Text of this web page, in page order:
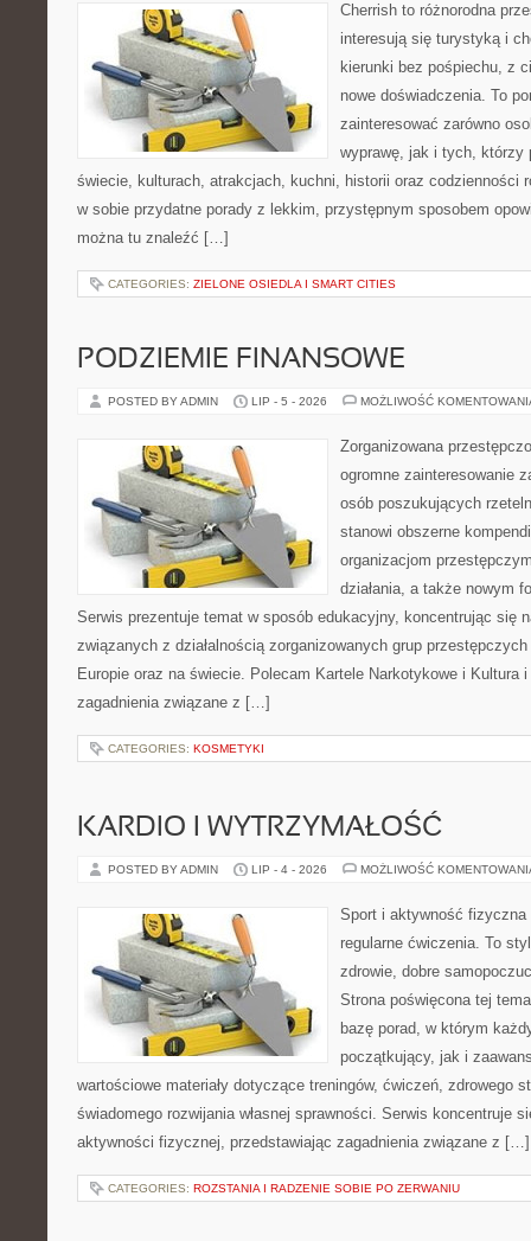
Cherrish to różnorodna
interesują się turystyką i
kierunki bez pośpiechu, z
nowe doświadczenia. To
zainteresować zarówno
wyprawę, jak i tych, którzy
świecie, kulturach, atrakcjach, kuchni, historii oraz codzienności
w sobie przydatne porady z lekkim, przystępnym sposobem
można tu znaleźć […]
CATEGORIES: ZIELONE OSIEDLA I SMART CITIES
PODZIEMIE FINANSOWE
POSTED BY ADMIN LIP - 5 - 2026 MOŻLIWOŚĆ
Zorganizowana
ogromne zainteresowanie
osób poszukujących
stanowi obszerne
organizacjom
działania, a także nowym
Serwis prezentuje temat w sposób edukacyjny, koncentrując się
związanych z działalnością zorganizowanych grup
Europie oraz na świecie. Polecam Kartele Narkotykowe i Kultura
zagadnienia związane z […]
CATEGORIES: KOSMETYKI
KARDIO I WYTRZYMAŁOŚĆ
POSTED BY ADMIN LIP - 4 - 2026 MOŻLIWOŚĆ
Sport i aktywność
regularne ćwiczenia. To
zdrowie, dobre
Strona poświęcona tej
bazę porad, w którym
początkujący, jak i
wartościowe materiały dotyczące treningów, ćwiczeń, zdrowego
świadomego rozwijania własnej sprawności. Serwis koncentruje
aktywności fizycznej, przedstawiając zagadnienia związane z […]
CATEGORIES: ROZSTANIA I RADZENIE SOBIE PO ZERWANIU